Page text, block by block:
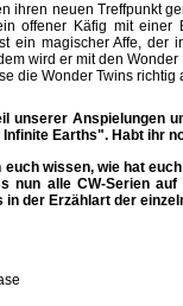
ihren neuen Treffpunkt
offener Käfig mit einer
ein magischer Affe, der
wird er mit den
die Wonder Twins
unserer Anspielungen
Earths". Habt ihr
euch wissen, wie hat
nun alle CW-Serien
der Erzählart der